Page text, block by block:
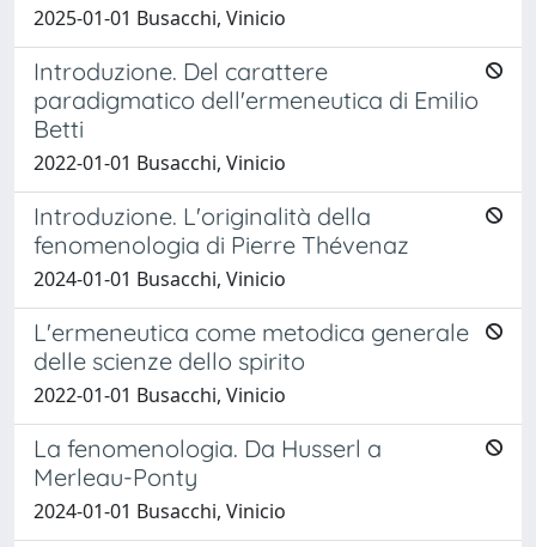
2025-01-01 Busacchi, Vinicio
Introduzione. Del carattere
paradigmatico dell'ermeneutica di Emilio
Betti
2022-01-01 Busacchi, Vinicio
Introduzione. L'originalità della
fenomenologia di Pierre Thévenaz
2024-01-01 Busacchi, Vinicio
L'ermeneutica come metodica generale
delle scienze dello spirito
2022-01-01 Busacchi, Vinicio
La fenomenologia. Da Husserl a
Merleau-Ponty
2024-01-01 Busacchi, Vinicio